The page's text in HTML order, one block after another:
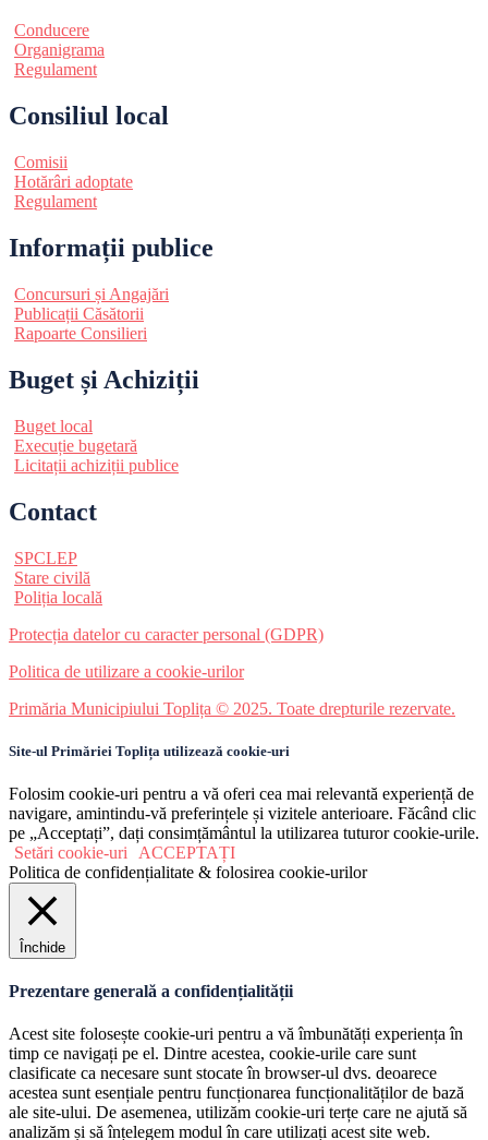
Conducere
Organigrama
Regulament
Consiliul local
Comisii
Hotărâri adoptate
Regulament
Informații publice
Concursuri și Angajări
Publicații Căsătorii
Rapoarte Consilieri
Buget și Achiziții
Buget local
Execuție bugetară
Licitații achiziții publice
Contact
SPCLEP
Stare civilă
Poliția locală
Protecția datelor cu caracter personal (GDPR)
Politica de utilizare a cookie-urilor
Primăria Municipiului Toplița © 2025. Toate drepturile rezervate.
Site-ul Primăriei Toplița utilizează cookie-uri
Folosim cookie-uri pentru a vă oferi cea mai relevantă experiență de
navigare, amintindu-vă preferințele și vizitele anterioare. Făcând clic
pe „Acceptați”, dați consimțământul la utilizarea tuturor cookie-urile.
Setări cookie-uri
ACCEPTAȚI
Politica de confidențialitate & folosirea cookie-urilor
Închide
Prezentare generală a confidențialității
Acest site folosește cookie-uri pentru a vă îmbunătăți experiența în
timp ce navigați pe el. Dintre acestea, cookie-urile care sunt
clasificate ca necesare sunt stocate în browser-ul dvs. deoarece
acestea sunt esențiale pentru funcționarea funcționalităților de bază
ale site-ului. De asemenea, utilizăm cookie-uri terțe care ne ajută să
analizăm și să înțelegem modul în care utilizați acest site web.